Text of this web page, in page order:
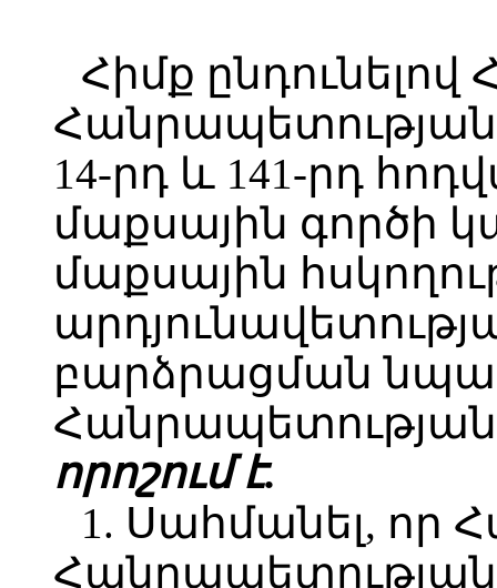
Հիմք
Հանրապետության
14-րդ և 141-րդ
մաքսային գործի
մաքսային
բարձրացման
Հանրապետության
որոշում է.
1. Սահմանել, որ
Հանրապետության